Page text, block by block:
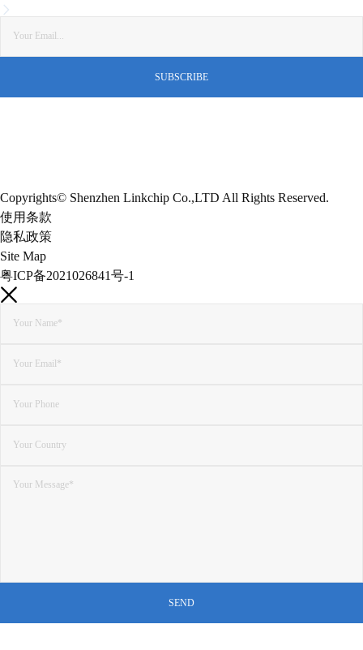
Copyrights© Shenzhen Linkchip Co.,LTD All Rights Reserved.
使用条款
隐私政策
Site Map
粤ICP备2021026841号-1